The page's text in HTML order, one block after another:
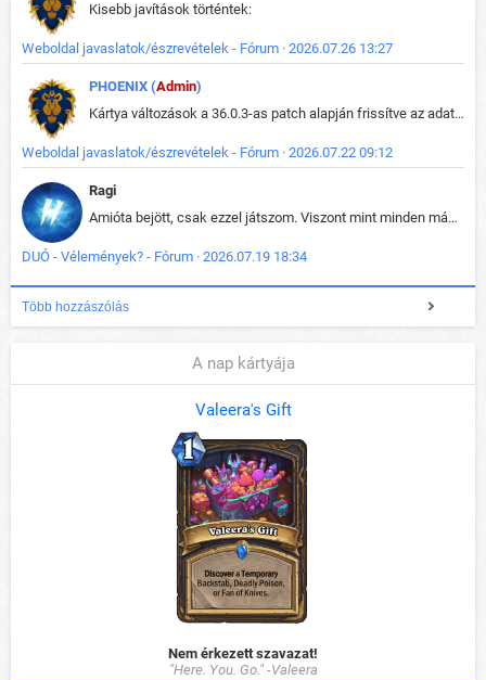
Kisebb javítások történtek:
Weboldal javaslatok/észrevételek - Fórum · 2026.07.26 13:27
PHOENIX (Admin)
Kártya változások a 36.0.3-as patch alapján frissítve az adatbázisban (képek is cserélve).
Weboldal javaslatok/észrevételek - Fórum · 2026.07.22 09:12
Ragi
Amióta bejött, csak ezzel játszom. Viszont mint minden más - akár az alapjáték is, ez is baromira összetett lett. Néha már pár kör után is esélytelen az egész. Vagy irreállisan túltápol valaki, vagy lelép a partner, vagy csak hülye mint a segg. És amikor eljönne az én időm, na akkor jön el mindenki másé is. Engem jobban érdekelne, hogy ki milyen ratingen szokott játszani. Na ez lenne egy érdekes adat.
DUÓ - Vélemények? - Fórum · 2026.07.19 18:34
Több hozzászólás
A nap kártyája
Valeera's Gift
Nem érkezett szavazat!
"Here. You. Go." -Valeera